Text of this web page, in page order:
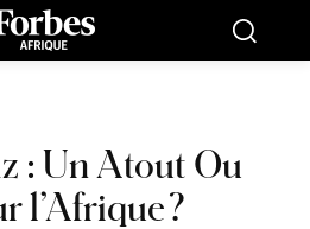
: Un Atout Ou
l’Afrique ?